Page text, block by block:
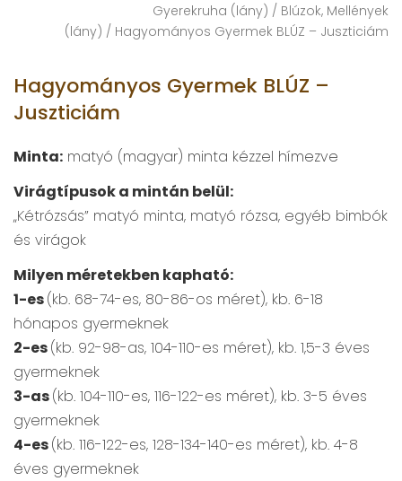
Gyerekruha (lány) / Blúzok, Mellények
(lány) / Hagyományos Gyermek BLÚZ – Juszticiám
Hagyományos Gyermek BLÚZ –
Juszticiám
Minta: matyó (magyar) minta kézzel hímezve
Virágtípusok a mintán belül:
„Kétrózsás” matyó minta, matyó rózsa, egyéb bimbók
és virágok
Milyen méretekben kapható:
1-es(kb. 68-74-es, 80-86-os méret), kb. 6-18
hónapos gyermeknek
2-es(kb. 92-98-as, 104-110-es méret), kb. 1,5-3 éves
gyermeknek
3-as(kb. 104-110-es, 116-122-es méret), kb. 3-5 éves
gyermeknek
4-es(kb. 116-122-es, 128-134-140-es méret), kb. 4-8
éves gyermeknek